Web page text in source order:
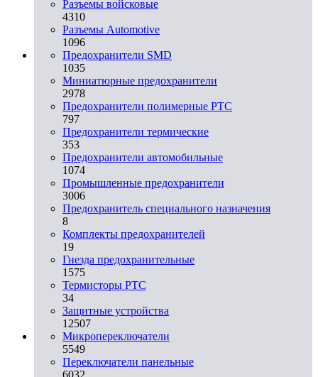
Разъемы войсковые
4310
Разъeмы Automotive
1096
Предохранители SMD
1035
Миниатюрные предохранители
2978
Предохранители полимерные PTC
797
Предохранители термические
353
Предохранители автомобильные
1074
Промышленные предохранители
3006
Предохранитель специального назначения
8
Комплекты предохранителей
19
Гнезда предохранительные
1575
Термисторы PTC
34
Защитные устройства
12507
Микропереключатели
5549
Переключатели панельные
6032